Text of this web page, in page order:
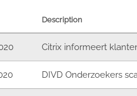
Description
Citrix informeert
DIVD Onderzoekers